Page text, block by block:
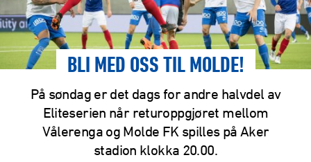
BLI MED OSS TIL MOLDE!
På søndag er det dags for andre halvdel av
Eliteserien når returoppgjøret mellom
Vålerenga og Molde FK spilles på Aker
stadion klokka 20.00.